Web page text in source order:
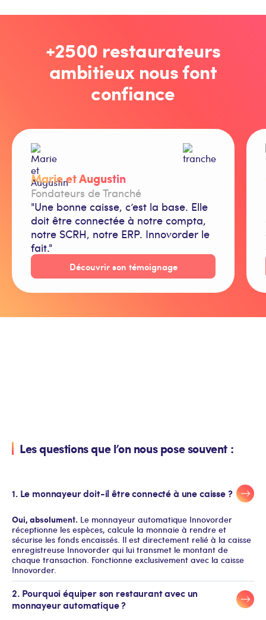
+2500 restaurateurs
ambitieux nous font
confiance
Marie et Augustin
Fondateurs de Tranché
"Une bonne caisse, c’est la base. Elle
doit être connectée à notre compta,
notre SCRH, notre ERP. Innovorder le
fait."
Découvrir son témoignage
Les questions que l’on nous pose souvent :
1. Le monnayeur doit-il être connecté à une caisse ?
Oui, absolument. Le monnayeur automatique Innovorder
réceptionne les espèces, calcule la monnaie à rendre et
sécurise les fonds encaissés. Il est directement relié à la caisse
enregistreuse Innovorder qui lui transmet le montant de
chaque transaction. Fonctionne exclusivement avec la caisse
Innovorder.
2. Pourquoi équiper son restaurant avec un
monnayeur automatique ?